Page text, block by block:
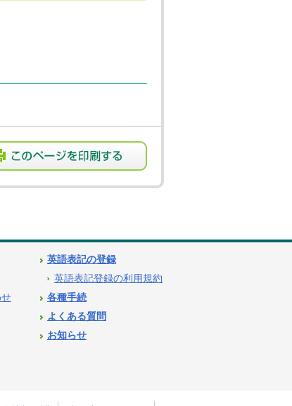
英語表記の登録
英語表記登録の利用規約
各種手続
よくある質問
お知らせ